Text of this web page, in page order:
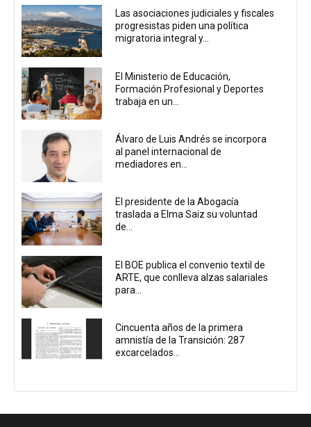
Las asociaciones judiciales y fiscales
progresistas piden una política
migratoria integral y...
El Ministerio de Educación,
Formación Profesional y Deportes
trabaja en un...
Álvaro de Luis Andrés se incorpora
al panel internacional de
mediadores en...
El presidente de la Abogacía
traslada a Elma Saiz su voluntad
de...
El BOE publica el convenio textil de
ARTE, que conlleva alzas salariales
para...
Cincuenta años de la primera
amnistía de la Transición: 287
excarcelados...